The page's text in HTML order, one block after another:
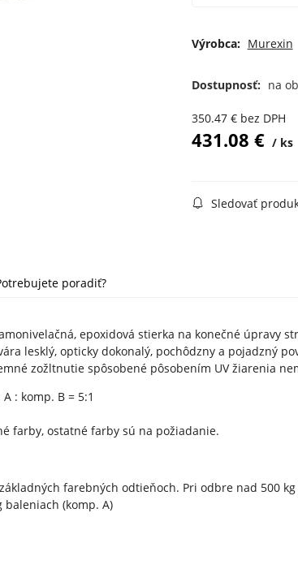
Výrobca: Murexin
Dostupnosť: na
350.47€ bez DPH
431.08 € ks
Sledovať
poradiť?
epoxidová stierka na konečné úpravy
lesklý, opticky dokonalý, pochôdzny a pojadzný
zožltnutie spôsobené pôsobením UV žiarenia
: komp. B = 5:1
farby, ostatné farby sú na požiadanie.
farebných odtieňoch. Pri odbre nad 500
baleniach (komp. A)